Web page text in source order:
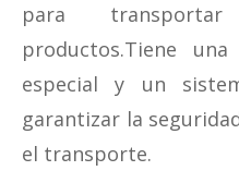
para
productos.Tiene
especial y un
garantizar la
el transporte.